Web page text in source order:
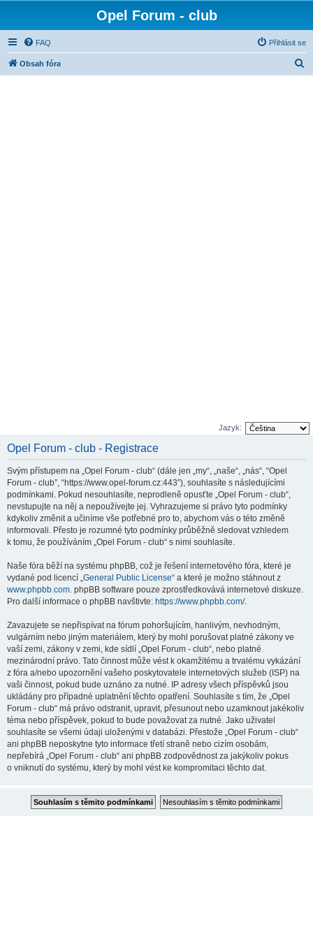
Opel Forum - club
FAQ Přihlásit se
Obsah fóra
Jazyk:
Opel Forum - club - Registrace
Svým přístupem na „Opel Forum - club“ (dále jen „my“, „naše“, „nás“, “Opel
Forum - club”, “https://www.opel-forum.cz:443”), souhlasíte s následujícími
podmínkami. Pokud nesouhlasíte, neprodleně opusťte „Opel Forum - club“,
nevstupujte na něj a nepoužívejte jej. Vyhrazujeme si právo tyto podmínky
kdykoliv změnit a učiníme vše potřebné pro to, abychom vás o této změně
informovali. Přesto je rozumné tyto podmínky průběžně sledovat vzhledem
k tomu, že používáním „Opel Forum - club“ s nimi souhlasíte.
Naše fóra běží na systému phpBB, což je řešení internetového fóra, které je
vydané pod licencí „General Public License“ a které je možno stáhnout z
www.phpbb.com. phpBB software pouze zprostředkovává internetové diskuze.
Pro další informace o phpBB navštivte: https://www.phpbb.com/.
Zavazujete se nepřispívat na fórum pohoršujícím, hanlivým, nevhodným,
vulgárním nebo jiným materiálem, který by mohl porušovat platné zákony ve
vaší zemi, zákony v zemi, kde sídlí „Opel Forum - club“, nebo platné
mezinárodní právo. Tato činnost může vést k okamžitému a trvalému vykázání
z fóra a/nebo upozornění vašeho poskytovatele internetových služeb (ISP) na
vaši činnost, pokud bude uznáno za nutné. IP adresy všech příspěvků jsou
ukládány pro případné uplatnění těchto opatření. Souhlasíte s tím, že „Opel
Forum - club“ má právo odstranit, upravit, přesunout nebo uzamknout jakékoliv
téma nebo příspěvek, pokud to bude považovat za nutné. Jako uživatel
souhlasíte se všemi údaji uloženými v databázi. Přestože „Opel Forum - club“
ani phpBB neposkytne tyto informace třetí straně nebo cizím osobám,
nepřebírá „Opel Forum - club“ ani phpBB zodpovědnost za jakýkoliv pokus
o vniknutí do systému, který by mohl vést ke kompromitaci těchto dat.